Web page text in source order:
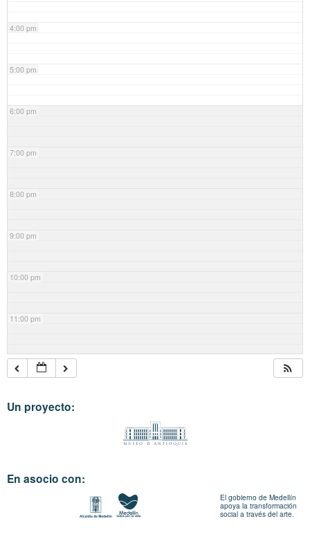
4:00 pm
5:00 pm
6:00 pm
7:00 pm
8:00 pm
9:00 pm
10:00 pm
11:00 pm
Un proyecto:
En asocio con:
El gobierno de Medellín
apoya la transformación
social a través del arte.